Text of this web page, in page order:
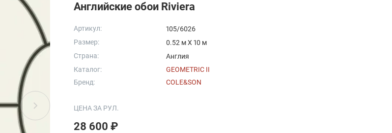
Английские обои Riviera
Артикул:
105/6026
Размер:
0.52 м X 10 м
Страна:
Англия
Каталог:
GEOMETRIC II
Бренд:
COLE&SON
ЦЕНА ЗА РУЛ.
28 600 ₽